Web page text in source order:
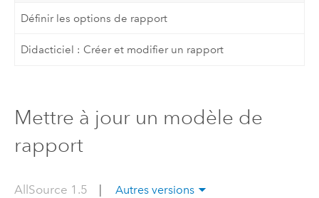
Définir les options de rapport
Didacticiel : Créer et modifier un rapport
Mettre à jour un modèle de
rapport
AllSource 1.5 Autres versions